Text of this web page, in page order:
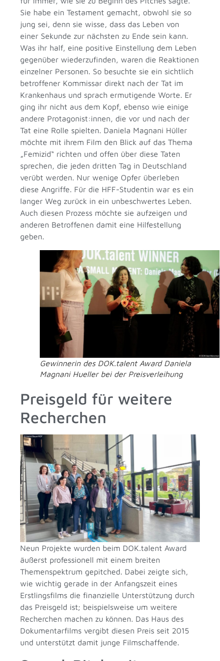
Sie habe ein Testament gemacht, obwohl sie so
jung sei, denn sie wisse, dass das Leben von
einer Sekunde zur nächsten zu Ende sein kann.
Was ihr half, eine positive Einstellung dem Leben
gegenüber wiederzufinden, waren die Reaktionen
einzelner Personen. So besuchte sie ein sichtlich
betroffener Kommissar direkt nach der Tat im
Krankenhaus und sprach ermutigende Worte. Er
ging ihr nicht aus dem Kopf, ebenso wie einige
andere Protagonist:innen, die vor und nach der
Tat eine Rolle spielten. Daniela Magnani Hüller
möchte mit ihrem Film den Blick auf das Thema
„Femizid“ richten und offen über diese Taten
sprechen, die jeden dritten Tag in Deutschland
verübt werden. Nur wenige Opfer überleben
diese Angriffe. Für die HFF-Studentin war es ein
langer Weg zurück in ein unbeschwertes Leben.
Auch diesen Prozess möchte sie aufzeigen und
anderen Betroffenen damit eine Hilfestellung
geben.
Gewinnerin des DOK.talent Award Daniela
Magnani Hueller bei der Preisverleihung
Preisgeld für weitere
Recherchen
Neun Projekte wurden beim DOK.talent Award
äußerst professionell mit einem breiten
Themenspektrum gepitched. Dabei zeigte sich,
wie wichtig gerade in der Anfangszeit eines
Erstlingsfilms die finanzielle Unterstützung durch
das Preisgeld ist; beispielsweise um weitere
Recherchen machen zu können. Das Haus des
Dokumentarfilms vergibt diesen Preis seit 2015
und unterstützt damit junge Filmschaffende.